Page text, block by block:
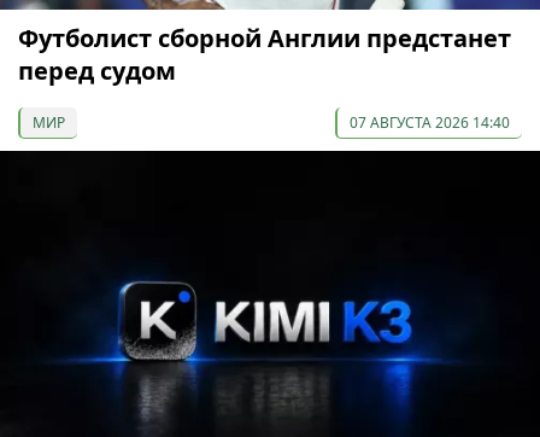
Футболист сборной Англии предстанет
перед судом
МИР 07 АВГУСТА 2026 14:40